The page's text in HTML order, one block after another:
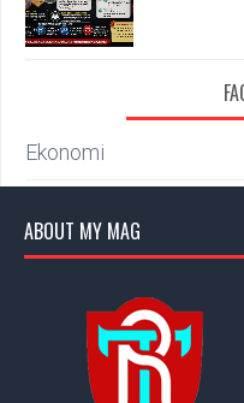
Ekonomi
ABOUT MY MAG